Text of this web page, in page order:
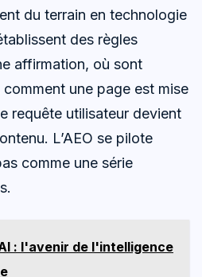
du terrain en technologie
des règles
affirmation, où sont
une page est mise
requête utilisateur devient
L’AEO se pilote
comme une série
: l'avenir de l'intelligence